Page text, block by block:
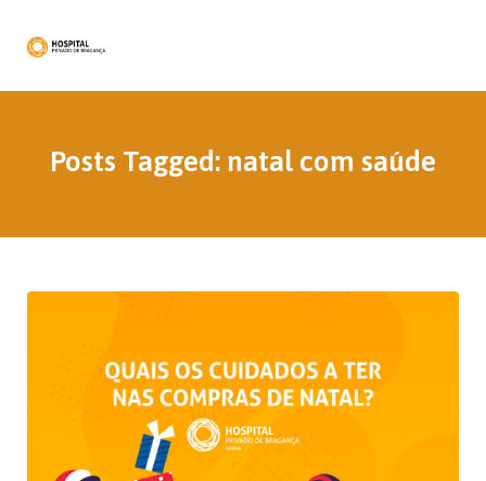
Posts Tagged: natal com saúde